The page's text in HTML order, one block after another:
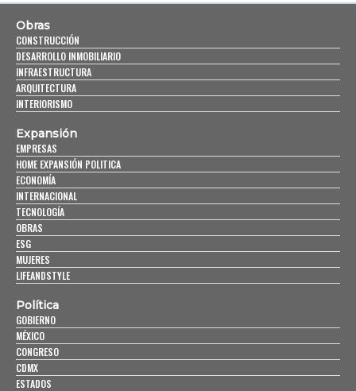
Obras
CONSTRUCCIÓN
DESARROLLO INMOBILIARIO
INFRAESTRUCTURA
ARQUITECTURA
INTERIORISMO
Expansión
EMPRESAS
HOME EXPANSIÓN POLITICA
ECONOMÍA
INTERNACIONAL
TECNOLOGÍA
OBRAS
ESG
MUJERES
LIFEANDSTYLE
Política
GOBIERNO
MÉXICO
CONGRESO
CDMX
ESTADOS